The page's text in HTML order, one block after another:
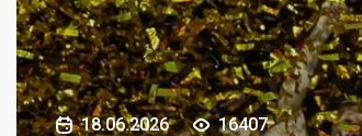
18.06.2026
16407